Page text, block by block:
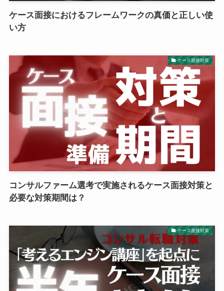
ケース面接におけるフレームワークの真価と正しい使
い方
ケース面接対策
コンサルファーム選考で実施されるケース面接対策と
必要な対策期間は？
ケース面接対策